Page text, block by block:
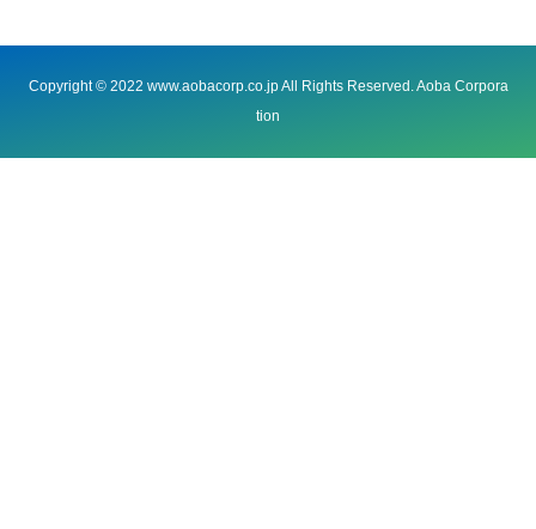
Copyright © 2022 www.aobacorp.co.jp All Rights Reserved. Aoba Corpora
tion